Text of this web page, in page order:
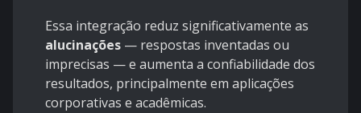
Essa integração reduz significativamente as
alucinações — respostas inventadas ou
imprecisas — e aumenta a confiabilidade dos
resultados, principalmente em aplicações
corporativas e acadêmicas.